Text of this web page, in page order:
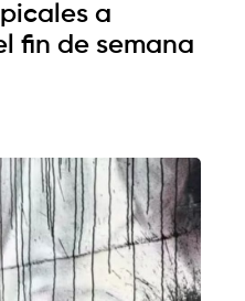
a
fin de semana